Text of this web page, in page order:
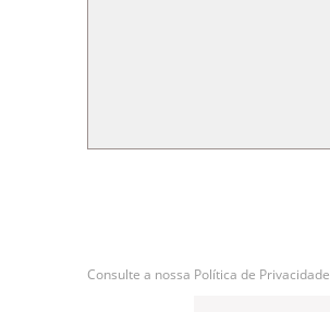
Consulte a nossa Política de Privacidade